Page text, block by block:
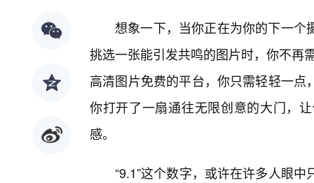
想象一下，当你正在为你的下一个
挑选一张能引发共鸣的图片时，你不再
高清图片免费的平台，你只需轻轻一
你打开了一扇通往无限创意的大门，
感。
“9.1”这个数字，或许在许多人眼